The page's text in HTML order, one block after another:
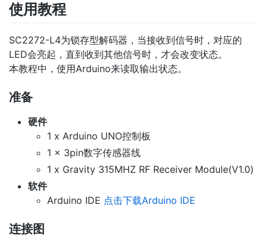
使用教程
SC2272-L4为锁存型解码器，当接收到信号时，对应的
LED会亮起，直到收到其他信号时，才会改变状态。
本教程中，使用Arduino来读取输出状态。
准备
硬件
1 x Arduino UNO控制板
1 x 3pin数字传感器线
1 x Gravity 315MHZ RF Receiver Module(V1.0)
软件
Arduino IDE 点击下载Arduino IDE
连接图